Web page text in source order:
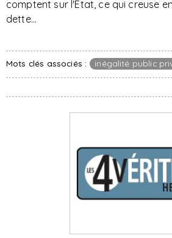
comptent sur l'Etat, ce qui creuse
dette...
Mots clés associés : inégalité public